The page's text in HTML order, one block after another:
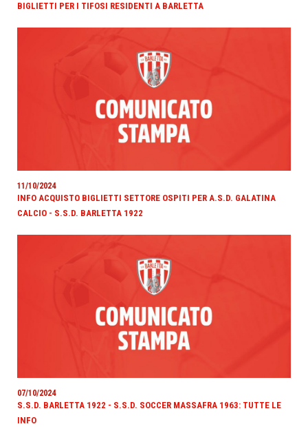
BIGLIETTI PER I TIFOSI RESIDENTI A BARLETTA
11/10/2024
INFO ACQUISTO BIGLIETTI SETTORE OSPITI PER A.S.D. GALATINA
CALCIO - S.S.D. BARLETTA 1922
07/10/2024
S.S.D. BARLETTA 1922 - S.S.D. SOCCER MASSAFRA 1963: TUTTE LE
INFO